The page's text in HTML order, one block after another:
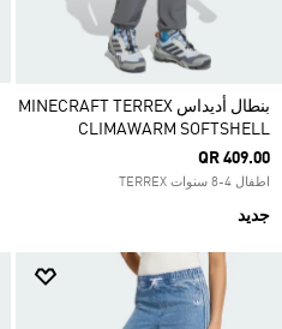
بنطال أديداس MINECRAFT TERREX
CLIMAWARM SOFTSHELL
QR 409.00
اطفال 4-8 سنوات TERREX
جديد